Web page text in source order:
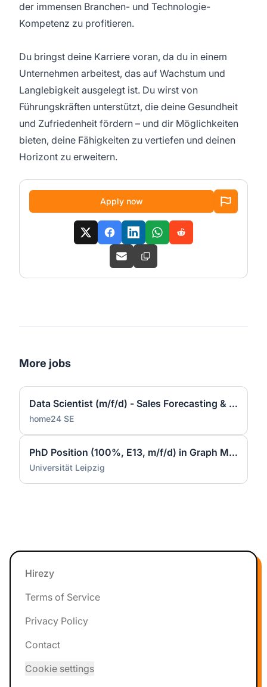
der immensen Branchen- und Technologie-
Kompetenz zu profitieren.
Du bringst deine Karriere voran, da du in einem
Unternehmen arbeitest, das auf Wachstum und
Langlebigkeit ausgelegt ist. Du wirst von
Führungskräften unterstützt, die deine Gesundheit
und Zufriedenheit fördern – und dir Möglichkeiten
bieten, deine Fähigkeiten zu vertiefen und deinen
Horizont zu erweitern.
Apply now
More jobs
Data Scientist (m/f/d) - Sales Forecasting & Pricing
home24 SE
PhD Position (100%, E13, m/f/d) in Graph Machine Learning at Data Science Center (DSC) - ScaDS.AI
Universität Leipzig
Footer
Hirezy
Terms of Service
Privacy Policy
Contact
Cookie settings